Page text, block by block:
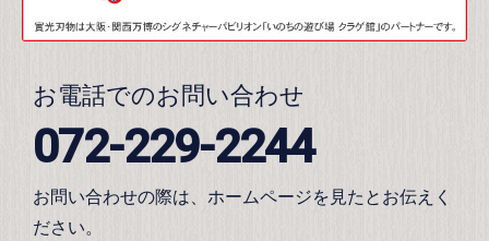
お電話でのお問い合わせ
072-229-2244
お問い合わせの際は、ホームページを見たとお伝えく
ださい。